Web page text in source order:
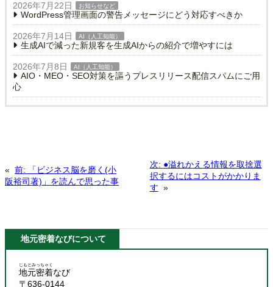
2026年7月22日 お知らせなど
WordPress管理画面の警告メッセージにどう対応すべきか
2026年7月14日 AI（人工知能）
生成AIで減った新規客を生成AIからの紹介で増やすには
2026年7月8日 AI（人工知能）
AIO・MEO・SEO対策を謳うプレスリリース配信スパムにご用
心
« 前:
「ビジネス脳を磨く(小
阪裕司著)」を読んで思った事
次: ●溢れかえる情報を取捨選
択するにはコストがかかりま
す »
地元密着なびについて
地元密着
じもとみっちゃく
なび
〒636-0144